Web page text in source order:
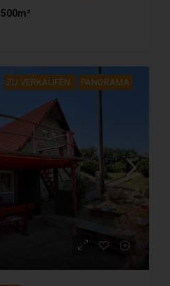
500m²
ZU VERKAUFEN PANORAMA